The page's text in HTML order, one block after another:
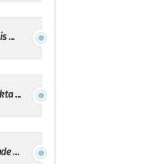
...
...
...